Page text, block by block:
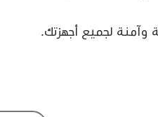
لجميع أجهزتك.